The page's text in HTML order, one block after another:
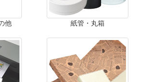
他 紙管・丸箱